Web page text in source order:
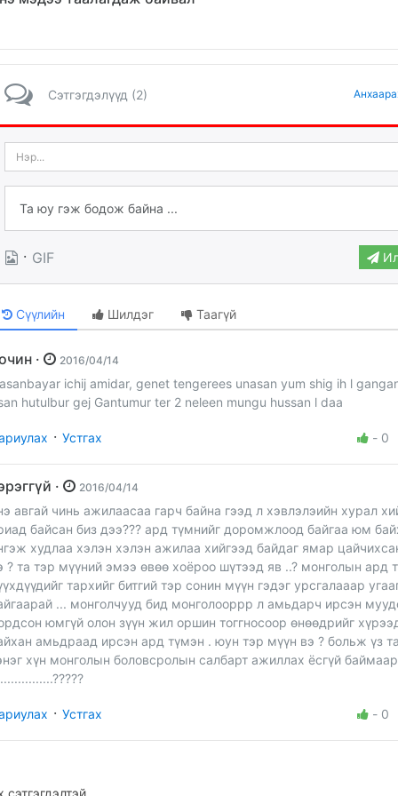
Сэтгэгдэлүүд (2)
· GIF
Сүүлийн Шилдэг Таагүй
Зочин · 2016/04/14
ichij amidar, genet tengerees unasan yum shig ih l
hutulbur gej Gantumur ter 2 neleen mungu hussan l daa
· Устгах - 0
хэрэггүй · 2016/04/14
авгай чинь ажилаасаа гарч байна гээд л хэвлэлэийн хурал
байсан биз дээ??? ард түмнийг доромжлоод байгаа юм
худлаа хэлэн хэлэн ажилаа хийгээд байдаг ямар
? та тэр мүүний эмээ өвөө хоёроо шүтээд яв ..? монголын ард
тархийг битгий тэр сонин мүүн гэдэг урсгалааар
... монголчууд бид монголооррр л амьдарч ирсэн
юмгүй олон зүүн жил оршин тоггносоор өнөөдрийг
амьдраад ирсэн ард түмэн . юун тэр мүүн вэ ? больж үз
хүн монголын боловсролын салбарт ажиллах ёсгүй
· Устгах - 0